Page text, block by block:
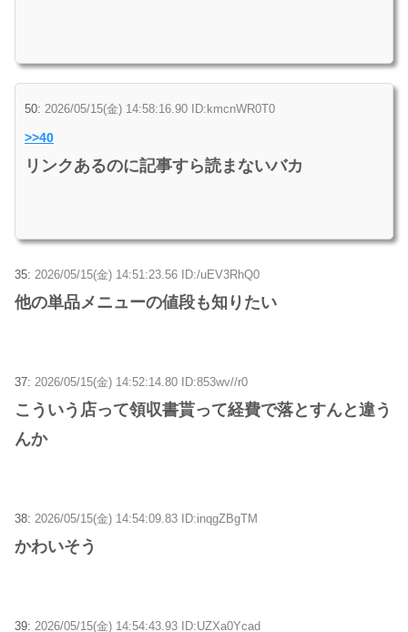
50: 2026/05/15(金) 14:58:16.90 ID:kmcnWR0T0
>>40
リンクあるのに記事すら読まないバカ
35: 2026/05/15(金) 14:51:23.56 ID:/uEV3RhQ0
他の単品メニューの値段も知りたい
37: 2026/05/15(金) 14:52:14.80 ID:853wv//r0
こういう店って領収書貰って経費で落とすんと違う
んか
38: 2026/05/15(金) 14:54:09.83 ID:inqgZBgTM
かわいそう
39: 2026/05/15(金) 14:54:43.93 ID:UZXa0Ycad